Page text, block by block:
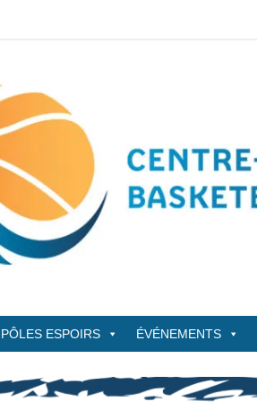
PÔLES ESPOIRS ÉVÉNEMENTS